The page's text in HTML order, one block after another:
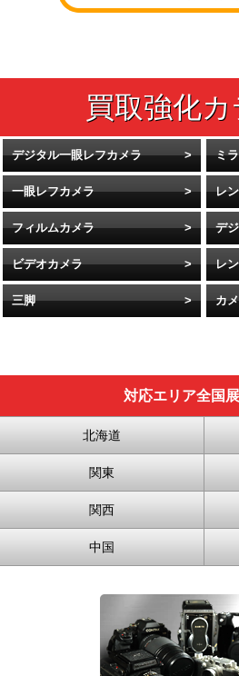
デジタル一眼レフカメラ ミ
一眼レフカメラ レ
フィルムカメラ デ
ビデオカメラ レ
三脚 カ
対応エリア全国
北海道
関東
関西
中国